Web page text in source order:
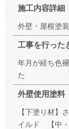
施工内容詳細
外壁・屋根塗
工事を行っ
年月が経ち色
た
外壁使用塗料
【下塗り材】
イルド 【中